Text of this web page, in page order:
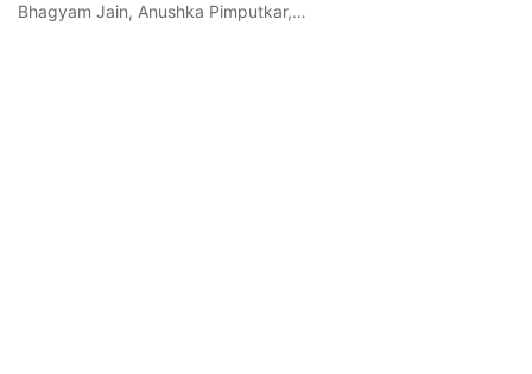
Bhagyam Jain, Anushka Pimputkar,…